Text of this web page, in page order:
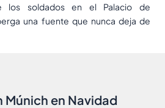
los soldados en el Palacio de
una fuente que nunca deja de
Múnich en Navidad